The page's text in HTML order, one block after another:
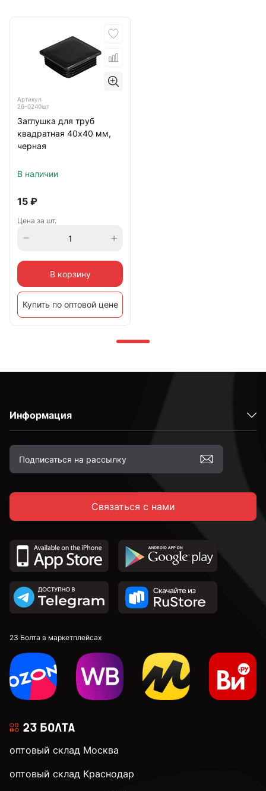
Артикул
26-0240шт
Заглушка для труб
квадратная 40х40 мм,
черная
В наличии
15 ₽
Цена за шт.
В корзину
Купить по оптовой цене
Информация
Связаться с нами
23 Болта в маркетплейсах
оптовый склад Москва
оптовый склад Краснодар